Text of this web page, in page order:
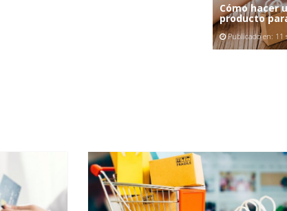
Cómo hacer
producto
Publicado en: 11